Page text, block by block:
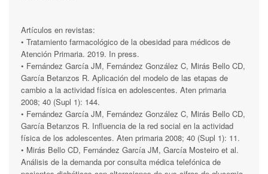
Artículos en revistas:
• Tratamiento farmacológico de la obesidad para médicos de
Atención Primaria. 2019. In press.
• Fernández García JM, Fernández González C, Mirás Bello CD,
García Betanzos R. Aplicación del modelo de las etapas de
cambio a la actividad física en adolescentes. Aten primaria
2008; 40 (Supl 1): 144.
• Fernández García JM, Fernández González C, Mirás Bello CD,
García Betanzos R. Influencia de la red social en la actividad
física de los adolescentes. Aten primaria 2008; 40 (Supl 1): 11.
• Mirás Bello CD, Fernández García JM, García Mosteiro et al.
Análisis de la demanda por consulta médica telefónica de